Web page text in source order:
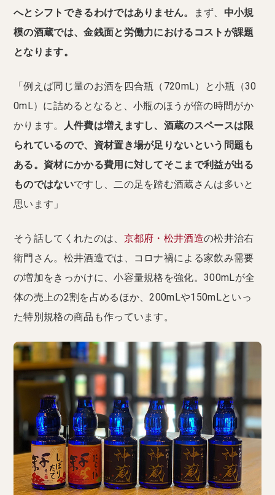
へとシフトできるわけではありません。
まず、 中小規
模の酒蔵では、金銭面と労働力におけるコストが課題
となります。
「例えば同じ量のお酒を四合瓶（720mL）と小瓶（30
0mL）に詰めるとなると、小瓶のほうが倍の時間がか
かります。
人件費は増えますし、酒蔵のスペースは限
られているので、資材置き場が足りないという問題も
ある。資材にかかる費用に対してそこまで利益が出る
ものではないですし、二の足を踏む酒蔵さんは多いと
思います」
そう話してくれたのは、 京都府・松井酒造の松井治右
衛門さん。松井酒造では、コロナ禍による家飲み需要
の増加をきっかけに、小容量規格を強化。300mLが全
体の売上の2割を占めるほか、200mLや150mLといっ
た特別規格の商品も作っています。